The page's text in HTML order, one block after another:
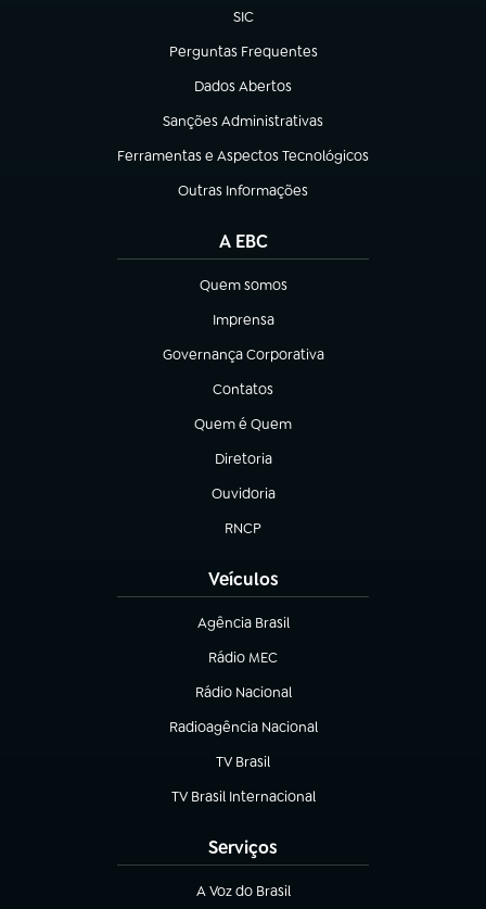
SIC
(abre em nova aba)
Perguntas Frequentes
(abre em nova aba)
Dados Abertos
(abre em nova aba)
Sanções Administrativas
(abre em nova aba)
Ferramentas e Aspectos Tecnológicos
(abre em nova aba)
Outras Informações
(abre em nova aba)
A EBC
Quem somos
(abre em nova aba)
Imprensa
(abre em nova aba)
Governança Corporativa
(abre em nova aba)
Contatos
(abre em nova aba)
Quem é Quem
(abre em nova aba)
Diretoria
(abre em nova aba)
Ouvidoria
(abre em nova aba)
RNCP
(abre em nova aba)
Veículos
Agência Brasil
(abre em nova aba)
Rádio MEC
(abre em nova aba)
Rádio Nacional
Radioagência Nacional
(abre em nova aba)
TV Brasil
(abre em nova aba)
TV Brasil Internacional
(abre em nova aba)
Serviços
A Voz do Brasil
(abre em nova aba)